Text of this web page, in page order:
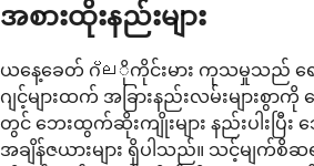
အစားထိုးနည်းများ
ယနေ့ခေတ် ဂ്ലိုကိုင်းမား ကုသမှုသည် ရေရှ
ဂျင့်များထက် အခြားနည်းလမ်းများစွာကို
တွင် ဘေးထွက်ဆိုးကျိုးများ နည်းပါးပ
အချိန်ဇယားများ ရှိပါသည်။ သင့်မျက်